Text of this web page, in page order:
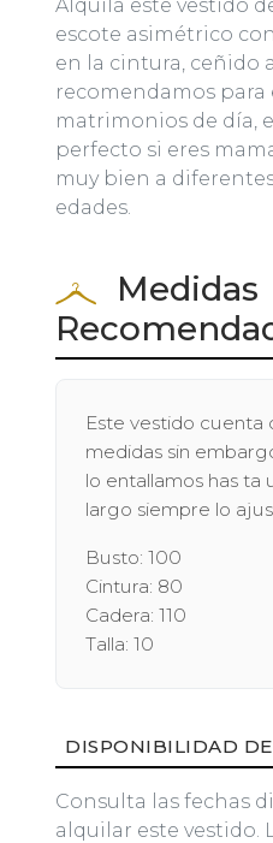
Alquila este vestido
escote asimétrico
en la cintura, ceñido
recomendamos para
matrimonios de día,
perfecto si eres
muy bien a
edades.
Medidas
Este vestido cuenta
medidas sin
lo entallamos has ta
largo siempre lo
Busto: 100
Cintura: 80
Cadera: 110
Talla: 10
DISPONIBILIDAD
Consulta las fechas
alquilar este vestido.